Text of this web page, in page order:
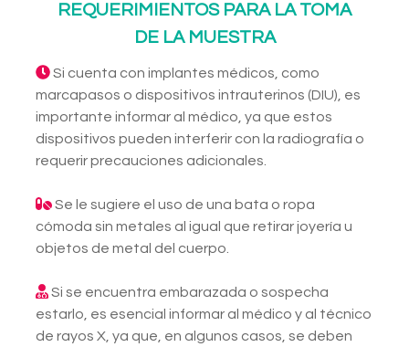
REQUERIMIENTOS PARA LA TOMA
DE LA MUESTRA
Si cuenta con implantes médicos, como
marcapasos o dispositivos intrauterinos (DIU), es
importante informar al médico, ya que estos
dispositivos pueden interferir con la radiografía o
requerir precauciones adicionales.
Se le sugiere el uso de una bata o ropa
cómoda sin metales al igual que retirar joyería u
objetos de metal del cuerpo.
Si se encuentra embarazada o sospecha
estarlo, es esencial informar al médico y al técnico
de rayos X, ya que, en algunos casos, se deben